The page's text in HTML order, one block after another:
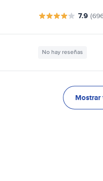
7.9
No hay reseñas